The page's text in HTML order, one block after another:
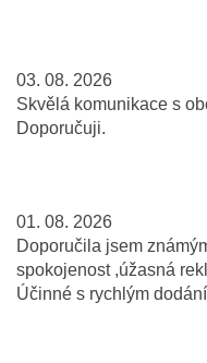
03. 08. 2026
Skvělá komunikace s
Doporučuji.
01. 08. 2026
Doporučila jsem
spokojenost ,úžasná
Účinné s rychlým